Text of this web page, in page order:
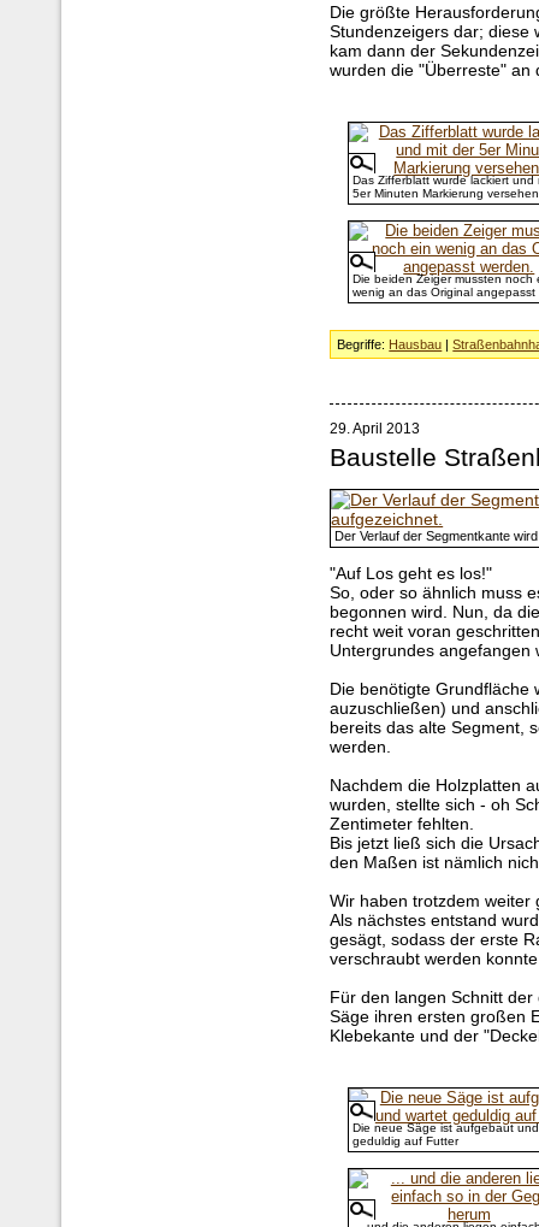
Die größte
Stundenzeigers dar; diese
kam dann der
wurden die "Überreste" an
Das Zifferblatt wurde lackiert und
5er Minuten Markierung
Die beiden Zeiger mussten noch
wenig an das Original angepasst
Begriffe: Hausbau |
29. April 2013
Baustelle
Der Verlauf der Segmentkante
"Auf Los geht es los!"
So, oder so ähnlich muss
begonnen wird. Nun, da
recht weit voran
Untergrundes angefangen
Die benötigte Grundfläche
auzuschließen) und
bereits das alte Segment,
werden.
Nachdem die Holzplatten
wurden, stellte sich - oh
Zentimeter fehlten.
Bis jetzt ließ sich die
den Maßen ist nämlich
Wir haben trotzdem weiter
Als nächstes entstand
gesägt, sodass der erste
verschraubt werden
Für den langen Schnitt
Säge ihren ersten großen
Klebekante und der
Die neue Säge ist aufgebaut
geduldig auf Futter